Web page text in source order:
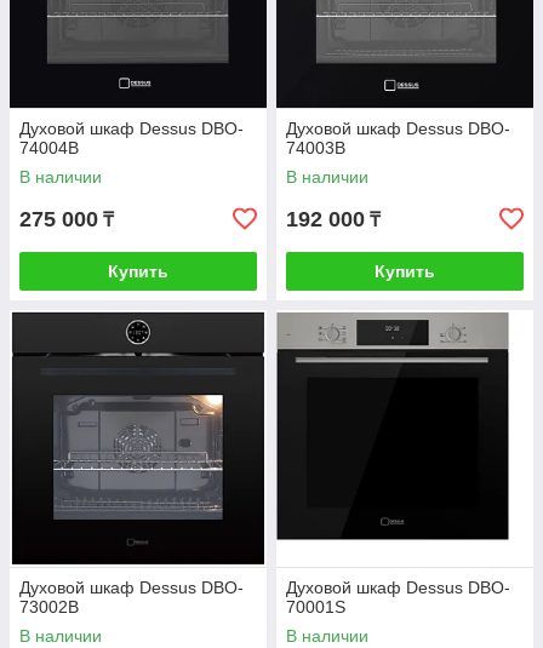
Духовой шкаф Dessus DBO-
74004B
В наличии
275 000 ₸
Купить
Духовой шкаф Dessus DBO-
74003B
В наличии
192 000 ₸
Купить
Духовой шкаф Dessus DBO-
73002B
В наличии
Духовой шкаф Dessus DBO-
70001S
В наличии